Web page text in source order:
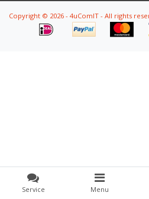
Copyright © 2026 - 4uComIT - All rights
Service Menu